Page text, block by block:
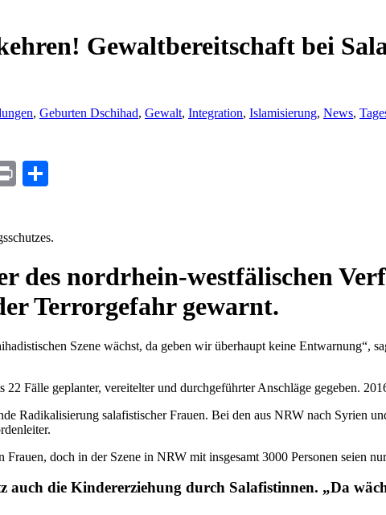
Gewaltbereitschaft bei
, Geburten Dschihad, Gewalt, Integration, Islamisierung, News,
Print
des nordrhein-westfälischen
Terrorgefahr gewarnt.
Szene wächst, da geben wir überhaupt keine Entwarnung“,
Fälle geplanter, vereitelter und durchgeführter Anschläge gegeben.
Radikalisierung salafistischer Frauen. Bei den aus NRW nach Syrien
Frauen, doch in der Szene in NRW mit insgesamt 3000 Personen seien
auch die Kindererziehung durch Salafistinnen. „Da